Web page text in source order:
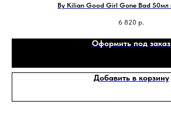
By Kilian Good Girl Gone Bad 50мл
6 820 р.
Оформить под заказ
Добавить в корзину